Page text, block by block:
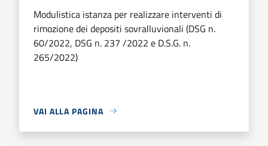
Modulistica istanza per realizzare interventi di
rimozione dei depositi sovralluvionali (DSG n.
60/2022, DSG n. 237 /2022 e D.S.G. n.
265/2022)
VAI ALLA PAGINA